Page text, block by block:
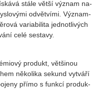
stále větší vý­znam na­
od­vět­ví­mi. Vý­znam­
va­ri­a­bi­li­ta jed­not­li­vých
celé se­sta­vy.
pro­dukt, vět­ši­nou
ně­ko­li­ka sekund vy­tvá­ří
přímo s funk­cí pro­duk­